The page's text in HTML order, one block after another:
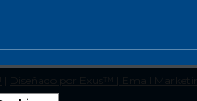
Diseñado por Exus™ | Email